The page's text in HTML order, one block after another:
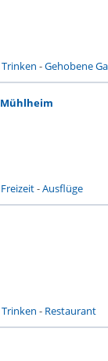
Trinken -Gehobene
-Ausflüge
Trinken - Restaurant